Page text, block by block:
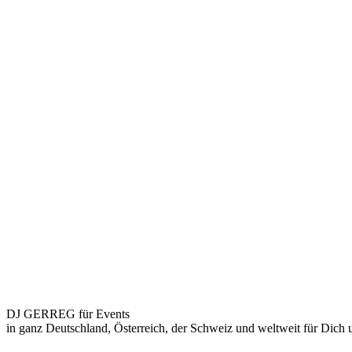
DJ GERREG für Events
in ganz Deutschland, Österreich, der Schweiz und weltweit für Dich